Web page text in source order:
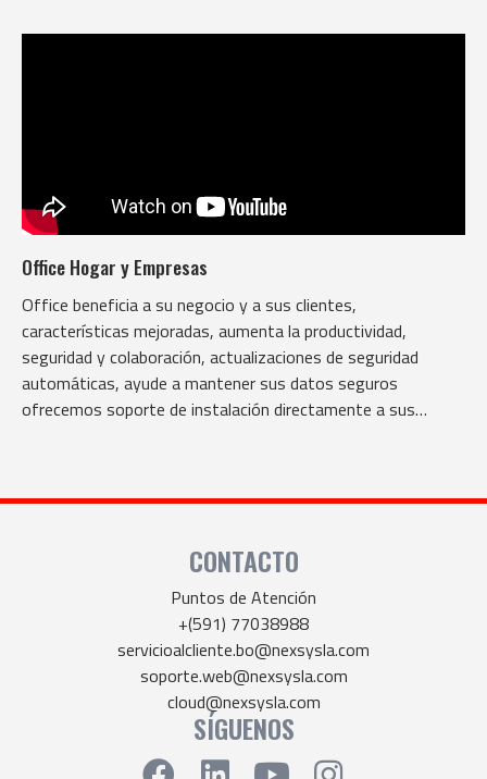
Office Hogar y Empresas
Office beneficia a su negocio y a sus clientes,
características mejoradas, aumenta la productividad,
seguridad y colaboración, actualizaciones de seguridad
automáticas, ayude a mantener sus datos seguros
ofrecemos soporte de instalación directamente a sus
CONTACTO
Puntos de Atención
+(591) 77038988
servicioalcliente.bo@nexsysla.com
soporte.web@nexsysla.com
cloud@nexsysla.com
SÍGUENOS